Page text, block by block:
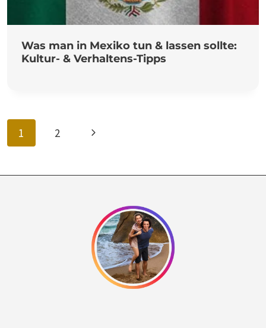
Was man in Mexiko tun & lassen sollte:
Kultur- & Verhaltens-Tipps
Seitennavigation
1 2
Nächste